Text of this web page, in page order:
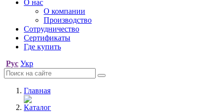
О нас
О компании
Производство
Сотрудничество
Сертификаты
Где купить
Рус Укр
Главная
Каталог